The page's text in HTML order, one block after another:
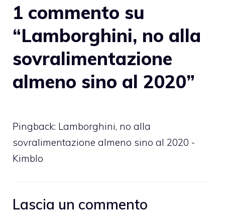
1 commento su
“Lamborghini, no alla
sovralimentazione
almeno sino al 2020”
Pingback: Lamborghini, no alla
sovralimentazione almeno sino al 2020 -
Kimblo
Lascia un commento